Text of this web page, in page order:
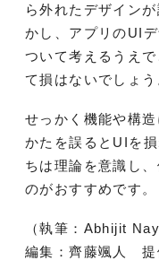
ら外れたデザイン
かし、アプリのUI
ついて考えるうえ
て損はないでしょう
せっかく機能や構
かたを誤るとUIを
ちは理論を意識し
のがおすすめです。
（執筆：Abhijit
編集：齊藤颯人 提